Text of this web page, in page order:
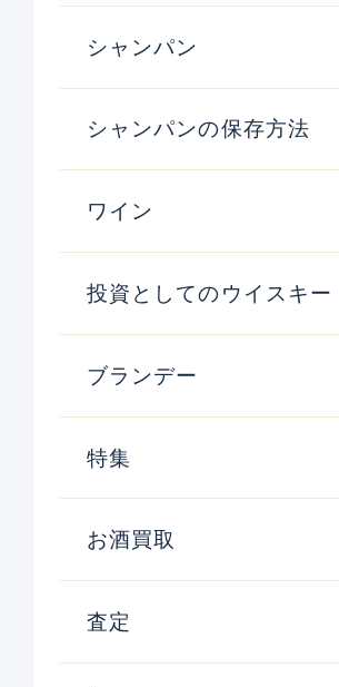
シャンパン
シャンパンの保存方法
ワイン
投資としてのウイスキー
ブランデー
特集
お酒買取
査定